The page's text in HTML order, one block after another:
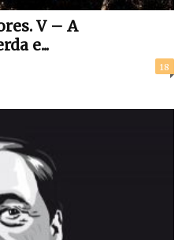
V – A
e...
18